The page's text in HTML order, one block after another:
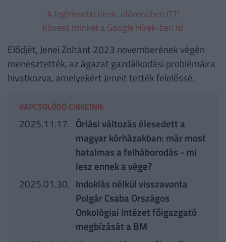
A legfrissebb hírek, időrendben ITT!
Kövess minket a Google Hírek-ben is!
Elődjét, Jenei Zoltánt 2023 novemberének végén
menesztették, az ágazat gazdálkodási problémáira
hivatkozva, amelyekért Jeneit tették felelőssé.
KAPCSOLÓDÓ CIKKEINK:
2025.11.17. Óriási változás élesedett a
magyar kórházakban: már most
hatalmas a felháborodás - mi
lesz ennek a vége?
2025.01.30. Indoklás nélkül visszavonta
Polgár Csaba Országos
Onkológiai Intézet főigazgató
megbízását a BM